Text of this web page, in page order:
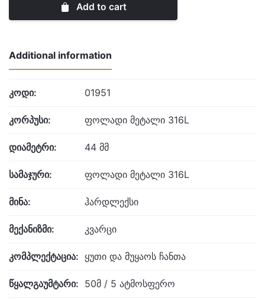
Add to cart
Additional information
კოდი: 01951
კორპუსი: ფოლადი მეტალი 316L
დიამეტრი: 44 მმ
სამაჯური: ფოლადი მეტალი 316L
მინა: ჰარდლექსი
მექანიზმი: კვარცი
კომპლექტაცია: ყუთი და მუყაოს ჩანთა
წყალგაუმტარი: 50მ / 5 ატმოსფერო